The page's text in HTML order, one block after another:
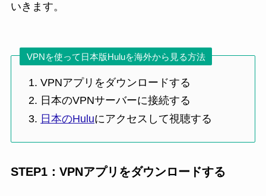
いきます。
VPNを使って日本版Huluを海外から見る方法
VPNアプリをダウンロードする
日本のVPNサーバーに接続する
日本のHuluにアクセスして視聴する
STEP1：VPNアプリをダウンロードする